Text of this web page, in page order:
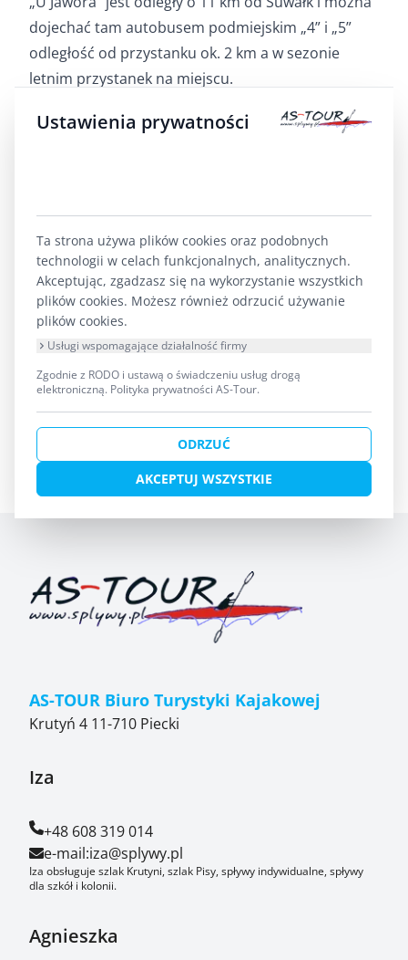
dojechać tam autobusem podmiejskim „4” i „5”
odległość od przystanku ok. 2 km a w sezonie
letnim przystanek na miejscu.
Oferujemy wypoczynek przez cały rok w wybranym
imprezy zakładowe, wycieczki autokarowe.
Specjalizujemy się w organizacji imprez na
świeżym powietrzu: biwaków szkolnych, majówek,
kuligów, spotkań towarzyskich (np. pieczenie
WRÓĆ DO LISTY OBIEKTÓW
AS-TOUR Biuro Turystyki Kajakowej
Krutyń 4 11-710 Piecki
Iza
+48 608 319 014
e-mail:iza@splywy.pl
Iza obsługuje szlak Krutyni, szlak Pisy, spływy indywidualne, spływy
dla szkół i kolonii.
Agnieszka
Ustawienia prywatności
Ta strona używa plików cookies oraz podobnych
technologii w celach funkcjonalnych, analitycznych.
Akceptując, zgadzasz się na wykorzystanie wszystkich
plików cookies. Możesz również odrzucić używanie
plików cookies.
Usługi wspomagające działalność firmy
Zgodnie z RODO i ustawą o świadczeniu usług drogą
elektroniczną. Polityka prywatności AS-Tour.
ODRZUĆ
AKCEPTUJ WSZYSTKIE